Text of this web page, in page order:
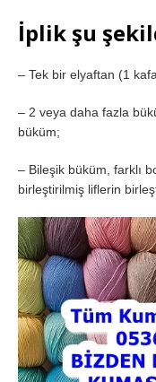
İplik şu
– Tek bir elyaftan (1
– 2 veya daha fazla
büküm;
– Bileşik büküm, farklı
birleştirilmiş liflerin